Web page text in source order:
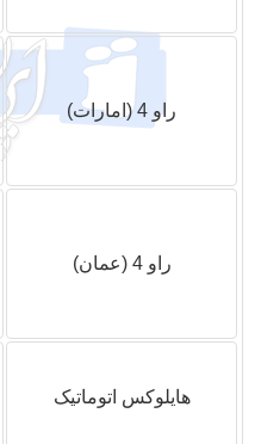
راو 4 (امارات)
راو 4 (عمان)
هایلوکس اتوماتیک